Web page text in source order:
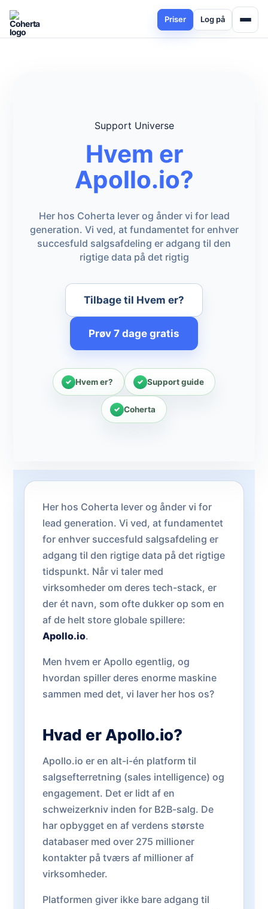
Priser Log på
Support Universe
Hvem er
Apollo.io?
Her hos Coherta lever og ånder vi for lead
generation. Vi ved, at fundamentet for enhver
succesfuld salgsafdeling er adgang til den
rigtige data på det rigtig
Tilbage til Hvem er?
Prøv 7 dage gratis
Hvem er? Support guide
Coherta
Her hos Coherta lever og ånder vi for
lead generation. Vi ved, at fundamentet
for enhver succesfuld salgsafdeling er
adgang til den rigtige data på det rigtige
tidspunkt. Når vi taler med
virksomheder om deres tech-stack, er
der ét navn, som ofte dukker op som en
af de helt store globale spillere:
Apollo.io.
Men hvem er Apollo egentlig, og
hvordan spiller deres enorme maskine
sammen med det, vi laver her hos os?
Hvad er Apollo.io?
Apollo.io er en alt-i-én platform til
salgsefterretning (sales intelligence) og
engagement. Det er lidt af en
schweizerkniv inden for B2B-salg. De
har opbygget en af verdens største
databaser med over 275 millioner
kontakter på tværs af millioner af
virksomheder.
Platformen giver ikke bare adgang til